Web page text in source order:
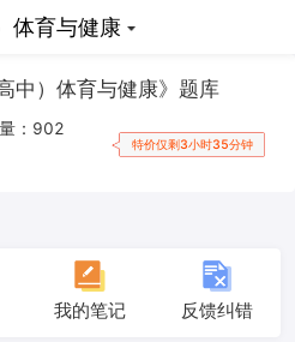
体育与健康
中）体育与健康》题库
： 902
特价仅剩3小时35分钟
我的笔记 反馈纠错